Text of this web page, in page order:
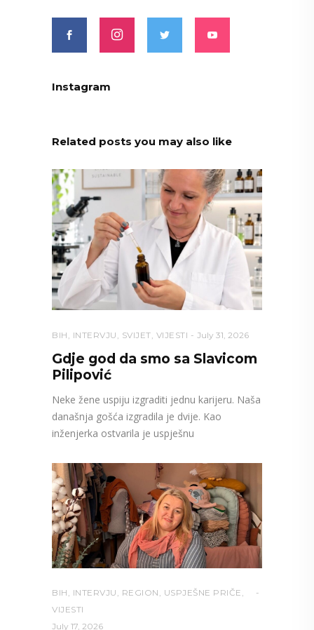
Instagram
Related posts you may also like
BIH , INTERVJU , SVIJET, VIJESTI July 31, 2026
Gdje god da smo sa Slavicom
Pilipović
Neke žene uspiju izgraditi jednu karijeru. Naša
današnja gošća izgradila je dvije. Kao
inženjerka ostvarila je uspješnu
BIH , INTERVJU , REGION , USPJEŠNE PRIČE ,
VIJESTI
July 17, 2026